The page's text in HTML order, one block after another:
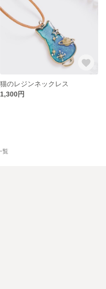
猫のレジンネックレス
1,300円
覧